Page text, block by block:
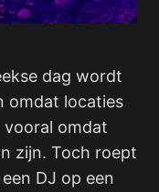
dag wordt
omdat locaties
vooral omdat
zijn. Toch roept
DJ op een